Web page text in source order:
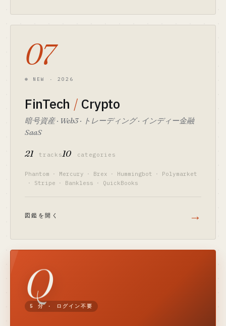
07
⊛ NEW · 2026
FinTech / Crypto
暗号資産 · Web3 · トレーディング · インディー金融
SaaS
21 tracks10 categories
Phantom · Mercury · Brex · Hummingbot ·
Polymarket
·
Stripe · Bankless · QuickBooks
図鑑を開く →
Q
5 分 · ログイン不要